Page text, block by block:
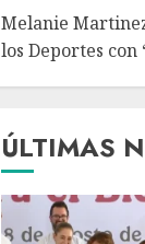
Melanie
los Deportes con
ÚLTIMAS
1